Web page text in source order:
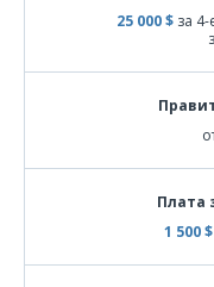
25 000 $за 4-
Плата
1 500 $